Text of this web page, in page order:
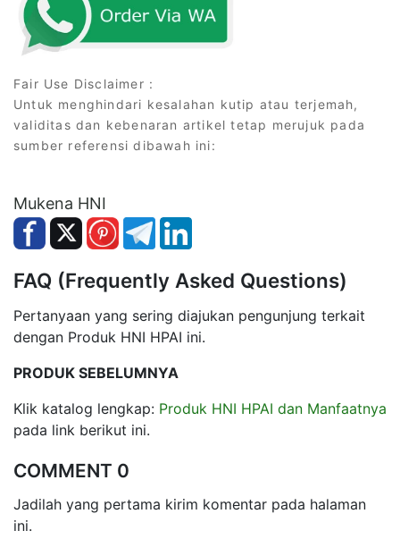
Fair Use Disclaimer :
Untuk menghindari kesalahan kutip atau terjemah,
validitas dan kebenaran artikel tetap merujuk pada
sumber referensi dibawah ini:
Mukena HNI
FAQ (Frequently Asked Questions)
Pertanyaan yang sering diajukan pengunjung terkait
dengan Produk HNI HPAI ini.
PRODUK SEBELUMNYA
Klik katalog lengkap: Produk HNI HPAI dan Manfaatnya
pada link berikut ini.
COMMENT 0
Jadilah yang pertama kirim komentar pada halaman
ini.